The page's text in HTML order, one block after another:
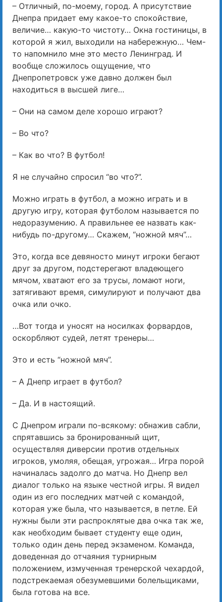
– Отличный, по-моему, город. А присутствие
Днепра придает ему какое-то спокойствие,
величие… какую-то чистоту… Окна гостиницы, в
которой я жил, выходили на набережную… Чем-
то напомнило мне это место Ленинград. И
вообще сложилось ощущение, что
Днепропетровск уже давно должен был
находиться в высшей лиге…
– Они на самом деле хорошо играют?
– Во что?
– Как во что? В футбол!
Я не случайно спросил “во что?”.
Можно играть в футбол, а можно играть и в
другую игру, которая футболом называется по
недоразумению. А правильнее ее назвать как-
нибудь по-другому… Скажем, “ножной мяч”…
Это, когда все девяносто минут игроки бегают
друг за другом, подстерегают владеющего
мячом, хватают его за трусы, ломают ноги,
затягивают время, симулируют и получают два
очка или очко.
…Вот тогда и уносят на носилках форвардов,
оскорбляют судей, летят тренеры…
Это и есть “ножной мяч”.
– А Днепр играет в футбол?
– Да. И в настоящий.
С Днепром играли по-всякому: обнажив сабли,
спрятавшись за бронированный щит,
осуществляя диверсии против отдельных
игроков, умоляя, обещая, угрожая… Игра порой
начиналась задолго до матча. Но Днепр вел
диалог только на языке честной игры. Я видел
один из его последних матчей с командой,
которая уже была, что называется, в петле. Ей
нужны были эти распроклятые два очка так же,
как необходим бывает студенту еще один,
только один день перед экзаменом. Команда,
доведенная до отчаяния турнирным
положением, измученная тренерской чехардой,
подстрекаемая обезумевшими болельщиками,
была готова на все.